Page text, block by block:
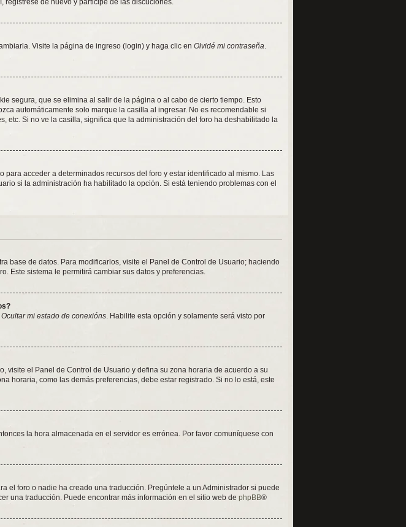
registrese de nuevo y participe de las discuciones.
Visite la página de ingreso (login) y haga clic en Olvidé mi contraseña.
segura, que se elimina al salir de la página o al cabo de cierto tiempo. Esto
automáticamente solo marque la casilla al ingresar. No es recomendable si
etc. Si no ve la casilla, significa que la administración del foro ha deshabilitado la
acceder a determinados recursos del foro y estar identificado al mismo. Las
si la administración ha habilitado la opción. Si está teniendo problemas con el
base de datos. Para modificarlos, visite el Panel de Control de Usuario; haciendo
Este sistema le permitirá cambiar sus datos y preferencias.
Ocultar mi estado de conexións. Habilite esta opción y solamente será visto por
visite el Panel de Control de Usuario y defina su zona horaria de acuerdo a su
horaria, como las demás preferencias, debe estar registrado. Si no lo está, este
la hora almacenada en el servidor es errónea. Por favor comuníquese con
el foro o nadie ha creado una traducción. Pregúntele a un Administrador si puede
una traducción. Puede encontrar más información en el sitio web de phpBB®